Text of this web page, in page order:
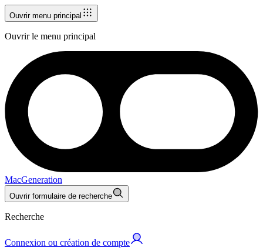
Ouvrir menu principal
Ouvrir le menu principal
MacGeneration
Ouvrir formulaire de recherche
Recherche
Connexion ou création de compte